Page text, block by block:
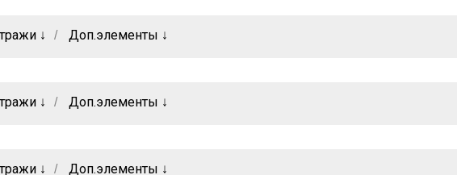
↓ / Доп.элементы ↓
↓ / Доп.элементы ↓
↓ / Доп.элементы ↓